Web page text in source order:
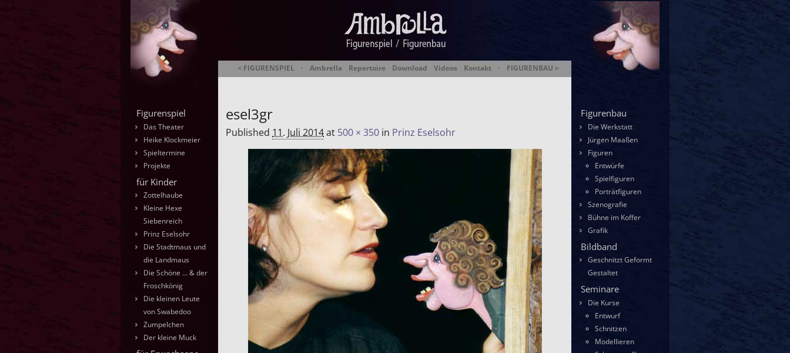
< FIGURENSPIEL · Ambrella Repertoire Download Videos Kontakt · FIGURENBAU >
Ambrella Figurentheater & Figurenbau
esel3gr
Published 11. Juli 2014at 500 × 350 in Prinz Eselsohr
Figurenspiel
Das Theater
Heike Klockmeier
Spieltermine
Projekte
für Kinder
Zottelhaube
Kleine Hexe
Siebenreich
Prinz Eselsohr
Die Stadtmaus und
die Landmaus
Die Schöne … & der
Froschkönig
Die kleinen Leute
von Swabedoo
Zumpelchen
Der kleine Muck
Figurenbau
Die Werkstatt
Jürgen Maaßen
Figuren
Entwürfe
Spielfiguren
Porträtfiguren
Szenografie
Bühne im Koffer
Grafik
Bildband
Geschnitzt Geformt
Gestaltet
Seminare
Die Kurse
Entwurf
Schnitzen
Modellieren